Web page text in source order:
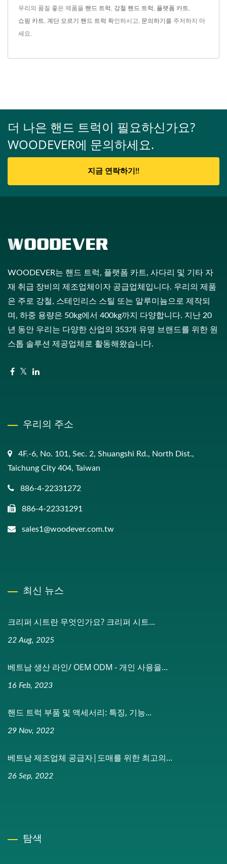
우리의 품질 좋은 제품을 핸드 트럭 강철 핸드 트럭 플랫폼 카트
쇼핑 카트 계단 오르기 핸드 트럭 확인하시고, 문의하기 를 주저하지 마
세요.
더 나은 핸드 트럭이 필요하신가요?
WOODEVER에 문의하세요.
지금 연락하기!!
WOODEVER는 핸드 트럭, 플랫폼 카트, 사다리 및 기타 자
재 취급 장비의 제조업체이자 공급업체입니다. 우리의 제품
은 주로 강철, 스테인리스 스틸 또는 알루미늄으로 제작되
며, 하중 용량은 50kg에서 400kg까지 다양합니다. 지난 20
년 동안 우리는 다양한 산업의 353개 유명 브랜드를 위한 원
스톱 솔루션 제공업체로 활동해왔습니다.
우리의 주소
4F.-6, No. 101, Sec. 2, Shuangshi Rd., North Dist.,
Taichung City 404, Taiwan
886-4-22331272
886-4-22331291
sales1@woodever.com.tw
최신 뉴스
크리퍼 시트란 무엇인가요? 크리퍼 시트...
22 Aug, 2025
베트남 생산 라인/ OEM ODM - 개인 사용을...
16 Feb, 2023
핸드 트럭 부품 및 액세서리: 특징, 기능...
29 Nov, 2022
베트남 제조업체 공급자|도매를 위한 최고의...
26 Sep, 2022
탐색